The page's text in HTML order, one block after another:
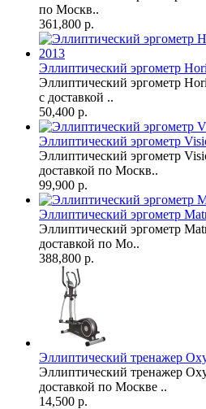
по Москв..
361,800 р.
Эллиптический эргометр
Эллиптический эргометр
с доставкой ..
50,400 р.
Эллиптический эргометр
Эллиптический эргометр
доставкой по Москв..
99,900 р.
Эллиптический эргометр
Эллиптический эргометр
доставкой по Мо..
388,800 р.
Эллиптический тренажер
Эллиптический тренажер
доставкой по Москве ..
14,500 р.